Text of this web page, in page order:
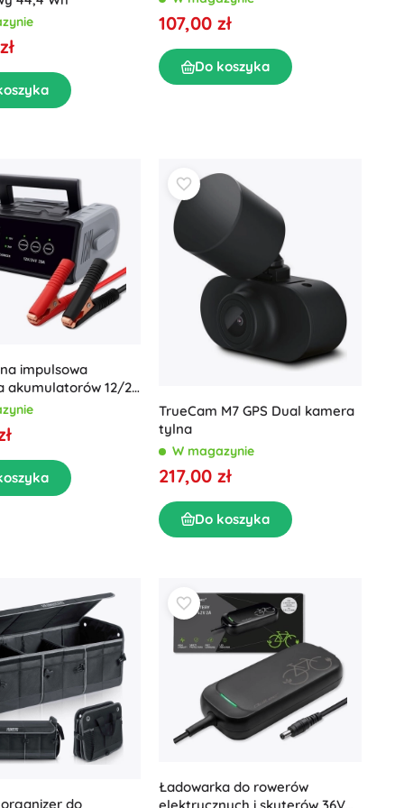
LiFePO4 z LCD
107,00 zł
Do koszyka
impulsowa
akumulatorów 12/24
i funkcją naprawy
TrueCam M7 GPS Dual kamera
tylna
W magazynie
217,00 zł
Do koszyka
do
Ładowarka do rowerów